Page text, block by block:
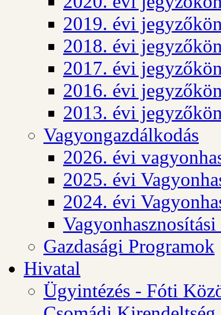
2019. évi
2018. évi
2017. évi
2016. évi
2013. évi
Vagyongazdálkodás
2026. évi
2025. évi
2024. évi
Gazdasági Programok
Hivatal
Ügyintézés - Fóti